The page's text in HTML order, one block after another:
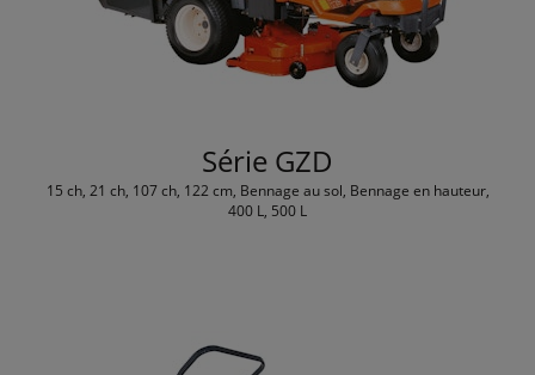
Série GZD
15 ch, 21 ch, 107 ch, 122 cm, Bennage au sol, Bennage en hauteur,
400 L, 500 L